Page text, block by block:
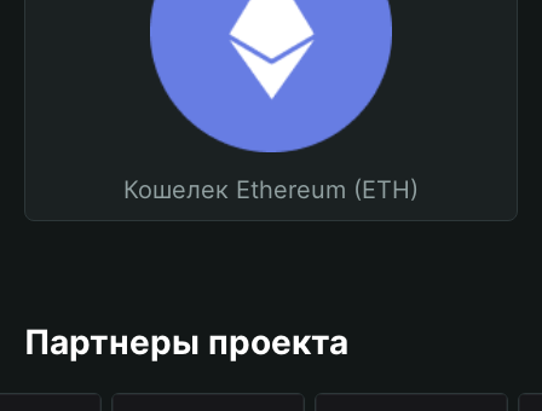
Кошелек Ethereum (ETH)
Партнеры проекта